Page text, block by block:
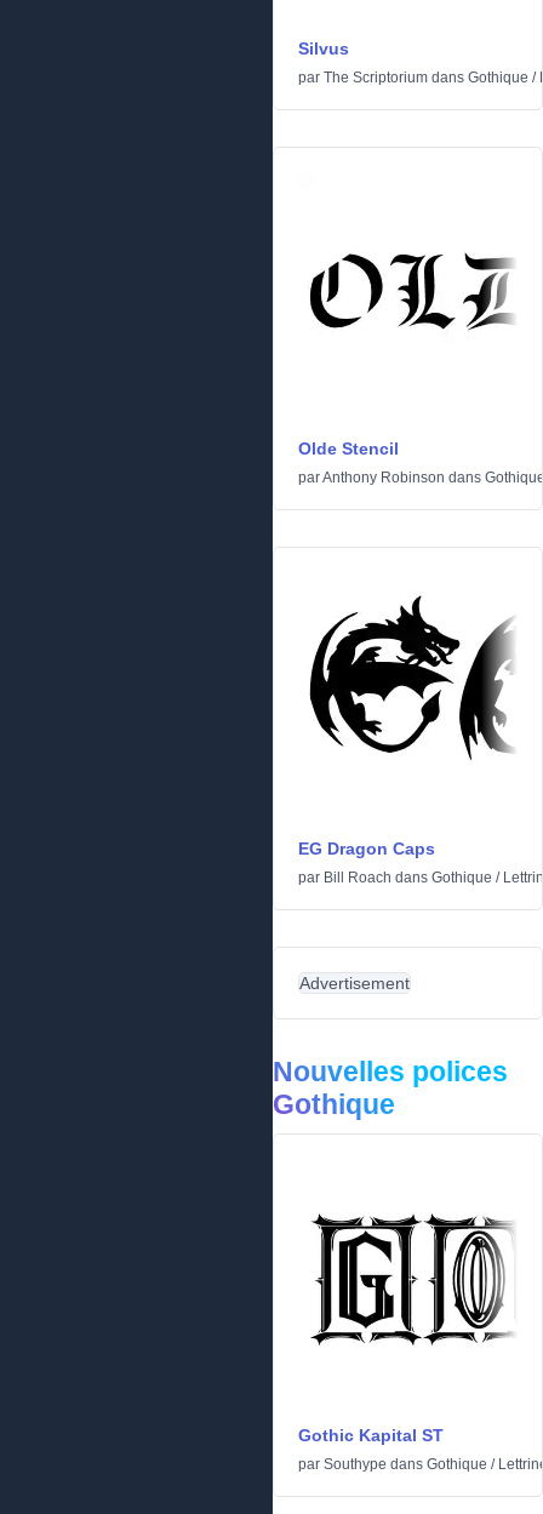
Silvus
par The Scriptorium dans Gothique /
Olde Stencil
parAnthony Robinson dans
EG Dragon Caps
par Bill Roach dans Gothique /
Advertisement
Nouvelles polices
Gothique
Gothic Kapital ST
par Southype dans Gothique /